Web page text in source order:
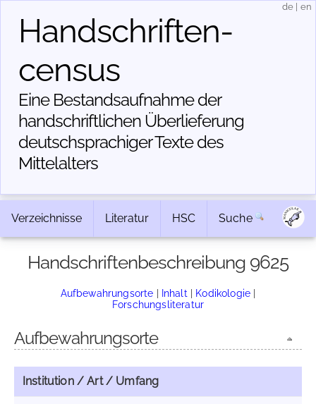
Handschriften­
census
Eine Bestandsaufnahme der
handschriftlichen Über­lieferung
deutschsprachiger Texte des
Mittelalters
de en
Verzeichnisse Literatur HSC Suche
Handschriftenbeschreibung 9625
Aufbewahrungsorte | Inhalt | Kodikologie |
Forschungsliteratur
Aufbewahrungsorte
Institution / Art / Umfang